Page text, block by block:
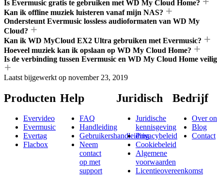
Is Evermusic gratis te gebruiken met WD My Cloud Home?
Kan ik offline muziek luisteren vanaf mijn NAS?
Ondersteunt Evermusic lossless audioformaten van WD My
Cloud?
Kan ik WD MyCloud EX2 Ultra gebruiken met Evermusic?
Hoeveel muziek kan ik opslaan op WD My Cloud Home?
Is de verbinding tussen Evermusic en WD My Cloud Home
Laatst bijgewerkt op november 23, 2019
Producten
Evervideo
Evermusic
Evertag
Flacbox
Help
FAQ
Handleiding
Gebruikershandleiding
Neem
contact
op met
support
Juridisch
Juridische
kennisgeving
Privacybeleid
Cookiebeleid
Algemene
voorwaarden
Licentieovereenkomst
Bedrijf
Over
Blog
Contact